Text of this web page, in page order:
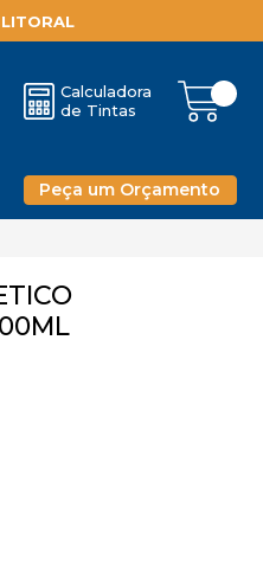
LITORAL
Calculadora
de Tintas
Peça um Orçamento